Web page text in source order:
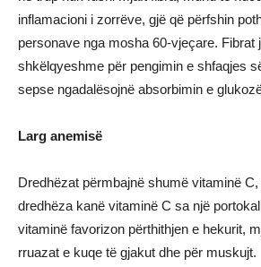
inflamacioni i zorrëve, gjë që përfshin
personave nga mosha 60-vjeçare. Fibrat
shkëlqyeshme për pengimin e shfaqjes
sepse ngadalësojnë absorbimin e
Larg anemisë
Dredhëzat përmbajnë shumë vitaminë
dredhëza kanë vitaminë C sa një
vitaminë favorizon përthithjen e hekurit,
rruazat e kuqe të gjakut dhe për muskujt.